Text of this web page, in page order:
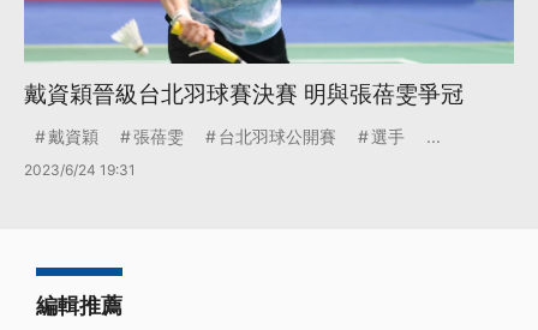
戴資穎晉級台北羽球賽決賽 明與張蓓雯爭冠
戴資穎 張蓓雯 台北羽球公開賽 選手 ...
2023/6/24 19:31
編輯推薦